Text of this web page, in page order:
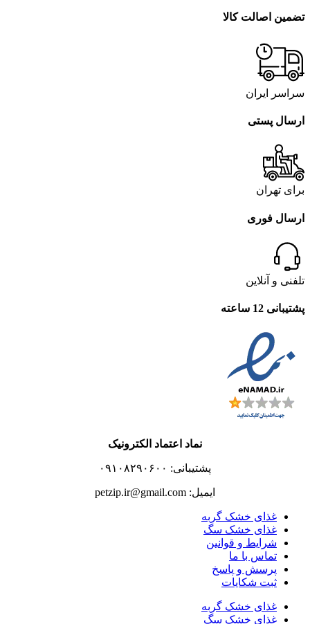
تضمین اصالت کالا
سراسر ایران
ارسال پستی
برای تهران
ارسال فوری
تلفنی و آنلاین
پشتیبانی 12 ساعته
نماد اعتماد الکترونیک
پشتیبانی: ۰۹۱۰۸۲۹۰۶۰۰
ایمیل: petzip.ir@gmail.com
غذای خشک گربه
غذای خشک سگ
شرایط و قوانین
تماس با ما
پرسش و پاسخ
ثبت شکایات
غذای خشک گربه
غذای خشک سگ